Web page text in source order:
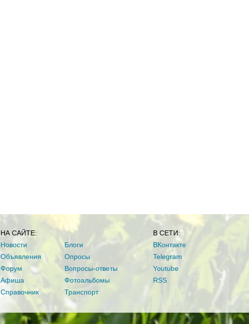
НА САЙТЕ:
Новости
Объявления
Форум
Афиша
Справочник
Блоги
Опросы
Вопросы-ответы
Фотоальбомы
Транспорт
В СЕТИ:
ВКонтакте
Telegram
Youtube
RSS